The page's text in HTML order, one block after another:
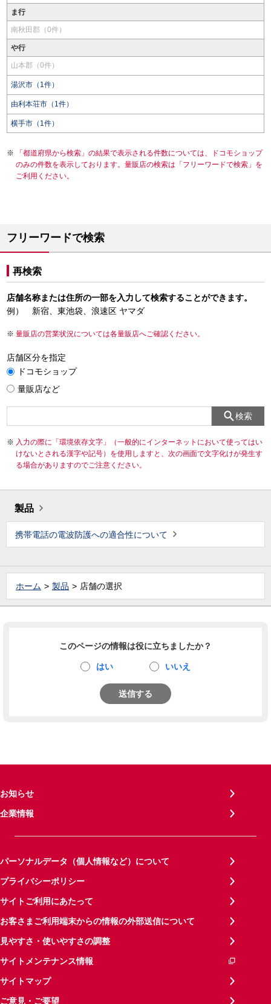
ま行
南秋田郡（0件）
や行
山本郡（0件）
湯沢市（1件）
由利本荘市（1件）
横手市（1件）
「都道府県から検索」の結果で表示される件数については、ドコモショップ
のみの件数を表示しております。量販店の検索は「フリーワードで検索」を
ご利用ください。
フリーワードで検索
再検索
店舗名称または住所の一部を入力して検索することができます。
例） 新宿、東池袋、浪速区 ヤマダ
量販店の営業状況については各量販店へご確認ください。
店舗区分を指定
ドコモショップ
量販店など
検索
入力の際に「環境依存文字」（一般的にインターネットにおいて使ってはい
けないとされる漢字や記号）を使用しますと、次の画面で文字化けが発生す
る場合がありますのでご注意ください。
製品
携帯電話の電波防護への適合性について
ホーム 製品 店舗の選択
このページの情報は役に立ちましたか？
はい いいえ
送信する
お知らせ
企業情報
パーソナルデータ（個人情報など）について
プライバシーポリシー
サイトご利用にあたって
お客さまご利用端末からの情報の外部送信について
見やすさ・使いやすさの調整
サイトメンテナンス情報
サイトマップ
ご意見・ご要望